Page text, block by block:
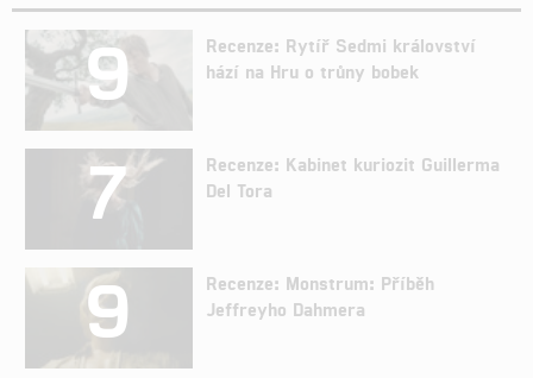
9
Recenze: Rytíř Sedmi království
hází na Hru o trůny bobek
7
Recenze: Kabinet kuriozit Guillerma
Del Tora
9
Recenze: Monstrum: Příběh
Jeffreyho Dahmera